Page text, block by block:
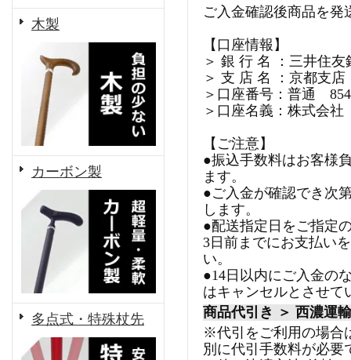
木製
カーボン製
多点式・特殊杖先
ご入金確認後商品を発
【口座情報】
＞ 銀 行 名 ：三井住友
＞ 支 店 名 ：京都支店
＞口座番号：普通
＞口座名義：株式会
【ご注意】
●振込手数料はお客様
ます。
●ご入金が確認でき次
します。
●配送指定日をご指定
3日前までにお支払い
い。
●14日以内にご入金の
はキャンセルとさせて
商品代引き ＞ 西濃運輸
※代引をご利用の場合
別に代引手数料が必要